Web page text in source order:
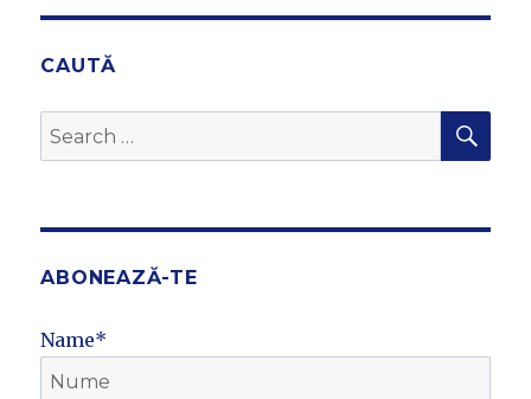
CAUTĂ
Search
for:
ABONEAZĂ-TE
Name*